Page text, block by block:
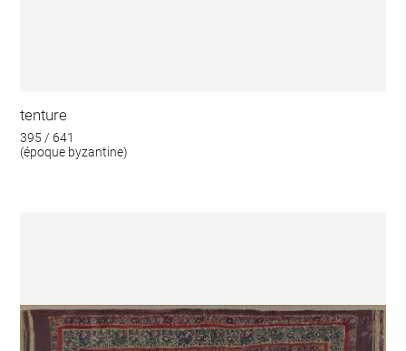
tenture
395 / 641
(époque byzantine)